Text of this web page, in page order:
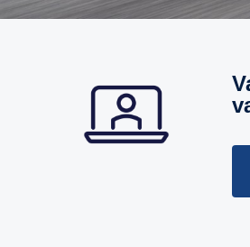
Vai vēlaties, lai ar jums sazinātos par personīgu tikšanos